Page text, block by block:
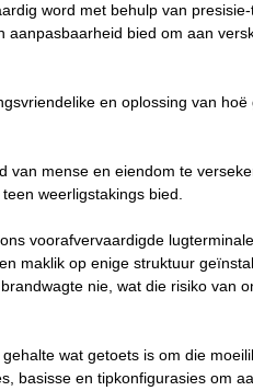
word met behulp van
bied om aan
en oplossing van
mense en eiendom te
weerligstakings bied.
voorafvervaardigde
maklik op enige struktuur
nie, wat die risiko van
wat getoets is om die
basisse en tipkonfigurasies om